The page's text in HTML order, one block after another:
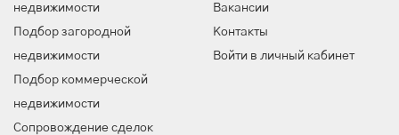
недвижимости
Подбор загородной
недвижимости
Подбор коммерческой
недвижимости
Сопровождение сделок
Вакансии
Контакты
Войти в личный кабинет